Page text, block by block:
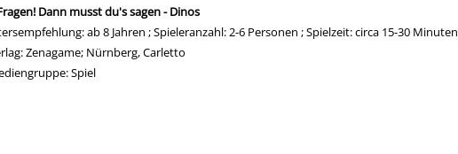
Dann musst du's sagen - Dinos
ab 8 Jahren ; Spieleranzahl: 2-6 Personen ; Spielzeit: circa 15-30 Minuten
nach diesem Verfasser
Zenagame; Nürnberg, Carletto
Spiel